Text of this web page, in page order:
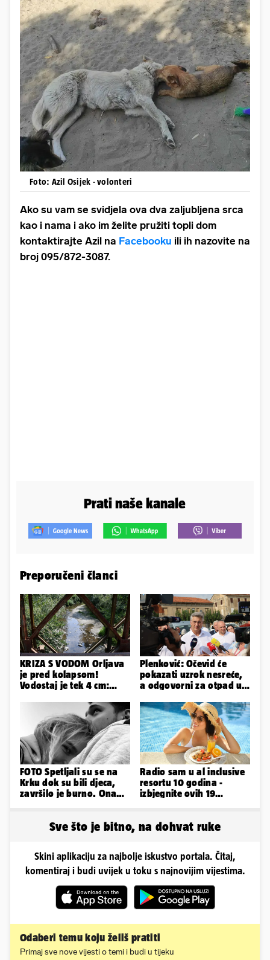
Foto: Azil Osijek - volonteri
Ako su vam se svidjela ova dva zaljubljena srca
kao i nama i ako im želite pružiti topli dom
kontaktirajte Azil na Facebooku ili ih nazovite na
broj 095/872-3087.
Prati naše kanale
Preporučeni članci
KRIZA S VODOM Orljava
je pred kolapsom!
Vodostaj je tek 4 cm:
Plenković: Očevid će
pokazati uzrok nesreće,
a odgovorni za otpad u
FOTO Spetljali su se na
Krku dok su bili djeca,
završilo je burno. Ona
Radio sam u al inclusive
resortu 10 godina -
izbjegnite ovih 19
Sve što je bitno, na dohvat ruke
Skini aplikaciju za najbolje iskustvo portala. Čitaj,
komentiraj i budi uvijek u toku s najnovijim vijestima.
Odaberi temu koju želiš pratiti
Primaj sve nove vijesti o temi i budi u tijeku